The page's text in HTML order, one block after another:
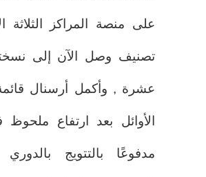
على منصة المراكز الثلاثة
تصنيف وصل الآن إلى
عشرة , وأكمل أرسنال
الأوائل بعد ارتفاع
مدفوعًا بالتتويج بالدوري